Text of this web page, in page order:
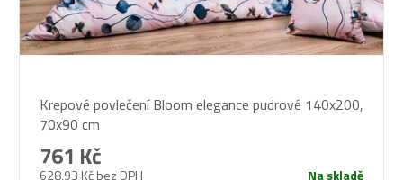
hodnocení
produktu
je
5,0
Krepové povlečení Bloom elegance pudrové 140x200,
70x90 cm
628,93 Kč bez DPH
761 Kč
Na skladě